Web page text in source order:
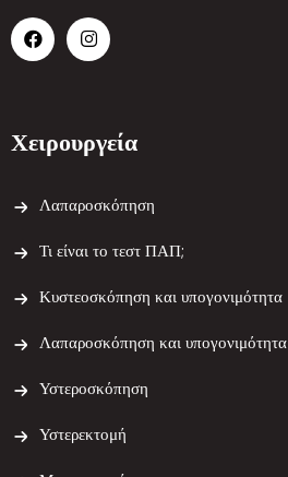
Χειρουργεία
Λαπαροσκόπηση
Τι είναι το τεστ ΠΑΠ;
Κυστεοσκόπηση και υπογονιμότητα
Λαπαροσκόπηση και υπογονιμότητα
Υστεροσκόπηση
Υστερεκτομή